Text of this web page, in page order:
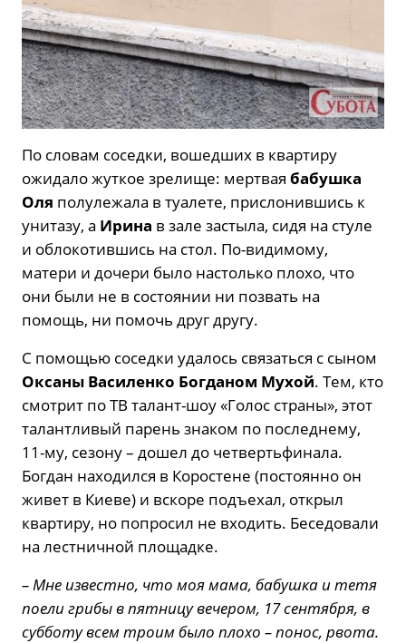
По словам соседки, вошедших в квартиру
ожидало жуткое зрелище: мертвая бабушка
Оля полулежала в туалете, прислонившись к
унитазу, а Ирина в зале застыла, сидя на стуле
и облокотившись на стол. По-видимому,
матери и дочери было настолько плохо, что
они были не в состоянии ни позвать на
помощь, ни помочь друг другу.
С помощью соседки удалось связаться с сыном
Оксаны Василенко Богданом Мухой. Тем, кто
смотрит по ТВ талант-шоу «Голос страны», этот
талантливый парень знаком по последнему,
11-му, сезону – дошел до четвертьфинала.
Богдан находился в Коростене (постоянно он
живет в Киеве) и вскоре подъехал, открыл
квартиру, но попросил не входить. Беседовали
на лестничной площадке.
– Мне известно, что моя мама, бабушка и тетя
поели грибы в пятницу вечером, 17 сентября, в
субботу всем троим было плохо – понос, рвота.